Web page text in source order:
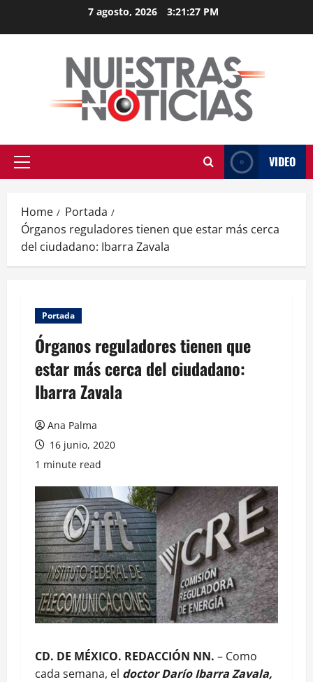
7 agosto, 2026 3:21:27 PM
Primary
VIDEO
Home
Portada
Órganos reguladores tienen que estar más cerca
del ciudadano: Ibarra Zavala
Portada
Órganos reguladores tienen que
estar más cerca del ciudadano:
Ibarra Zavala
Ana Palma
16 junio, 2020
1 minute read
CD. DE MÉXICO. REDACCIÓN NN. – Como
cada semana, el doctor Darío Ibarra Zavala,